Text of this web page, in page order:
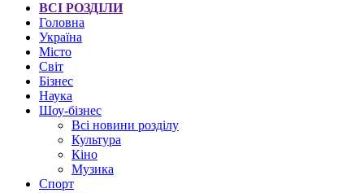
ВСІ РОЗДІЛИ
Головна
Україна
Місто
Світ
Бізнес
Наука
Шоу-бізнес
Всі новини розділу
Культура
Кіно
Музика
Спорт